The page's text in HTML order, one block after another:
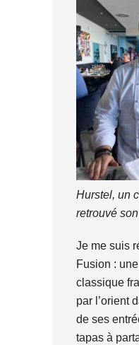
Hurstel, un
retrouvé
Je me suis
Fusion :
classique
par l’orient
de ses
tapas à